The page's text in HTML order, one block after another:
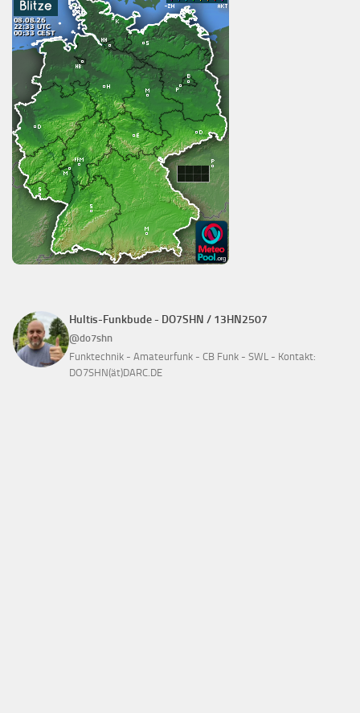
Hultis-Funkbude - DO7SHN / 13HN2507
@do7shn
Funktechnik - Amateurfunk - CB Funk - SWL - Kontakt:
DO7SHN(ät)DARC.DE